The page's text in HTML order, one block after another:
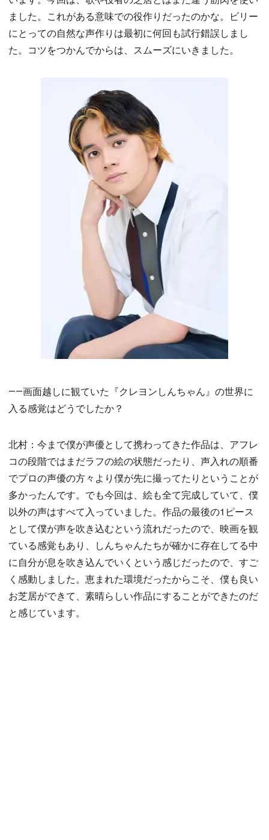
ました。これがある意味での役作りだったのかな。ビリー
にとっての自然な声作りは最初に何回も試行錯誤しまし
た。コツをつかんでからは、スムーズにいきました。
――画面越しに観ていた『クレヨンしんちゃん』の世界に
入る感覚はどうでしたか？
北村：今まで僕が声優として携わってきた作品は、アフレ
コの段階ではまだラフの絵の状態だったり、声入れの順番
でプロの声優の方々より僕が先に撮ってたりということが
多かったんです。でも今回は、絵も全て完成していて、僕
以外の声はすべて入っていました。作品の最後の1ピース
として僕が声を吹き込むという流れだったので、映画を観
ている感覚もあり、しんちゃんたちが確かに存在してる中
に自分が息を吹き込んでいくという感じだったので、すご
く感動しました。恵まれた環境だったからこそ、僕も良い
お芝居ができて、素晴らしい作品にすることができたのだ
と感じています。